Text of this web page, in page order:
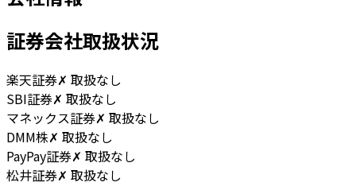
証券会社取扱状況
楽天証券✗ 取扱なし
SBI証券✗ 取扱なし
マネックス証券✗ 取扱なし
DMM株✗ 取扱なし
PayPay証券✗ 取扱なし
松井証券✗ 取扱なし